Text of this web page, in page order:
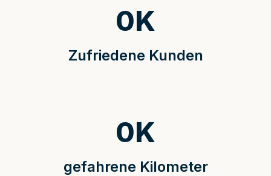
Zufriedene Kunden
0K
gefahrene Kilometer
0K